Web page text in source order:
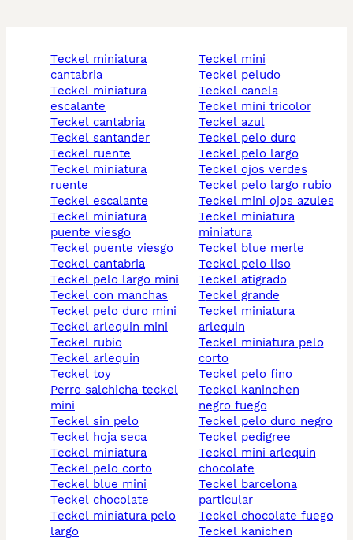
teckel miniatura
cantabria
teckel miniatura
escalante
teckel cantabria
teckel santander
teckel ruente
teckel miniatura
ruente
teckel escalante
teckel miniatura
puente viesgo
teckel puente viesgo
teckel cantabria
teckel pelo largo mini
teckel con manchas
teckel pelo duro mini
teckel arlequin mini
teckel rubio
teckel arlequin
teckel toy
perro salchicha teckel
mini
teckel sin pelo
teckel hoja seca
teckel miniatura
teckel pelo corto
teckel blue mini
teckel chocolate
teckel miniatura pelo
largo
teckel mini
teckel peludo
teckel canela
teckel mini tricolor
teckel azul
teckel pelo duro
teckel pelo largo
teckel ojos verdes
teckel pelo largo rubio
teckel mini ojos azules
teckel miniatura
miniatura
teckel blue merle
teckel pelo liso
teckel atigrado
teckel grande
teckel miniatura
arlequin
teckel miniatura pelo
corto
teckel pelo fino
teckel kaninchen
negro fuego
teckel pelo duro negro
teckel pedigree
teckel mini arlequin
chocolate
teckel barcelona
particular
teckel chocolate fuego
teckel kanichen